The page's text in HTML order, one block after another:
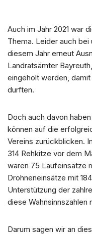
Auch im Jahr 2021 war
Thema. Leider auch
diesem Jahr erneut
Landratsämter
eingeholt werden,
durften.
Doch auch davon
können auf die
Vereins zurückblicken.
314 Rehkitze vor dem
waren 75 Laufeinsätze
Drohneneinsätze mit
Unterstützung der
diese Wahnsinnszahlen
Darum sagen wir an